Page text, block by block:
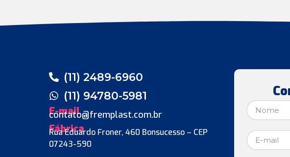
(11) 2489-6960
(11) 94780-5981
E-mail
contato@fremplast.com.br
Fábrica
Rua Eduardo Froner, 460 Bonsucesso – CEP
07243-590